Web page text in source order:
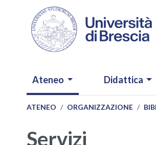
Salta al contenuto principale
NAVIGAZIONE
Ateneo Didattica
ATENEO ORGANIZZAZIONE
Servizi